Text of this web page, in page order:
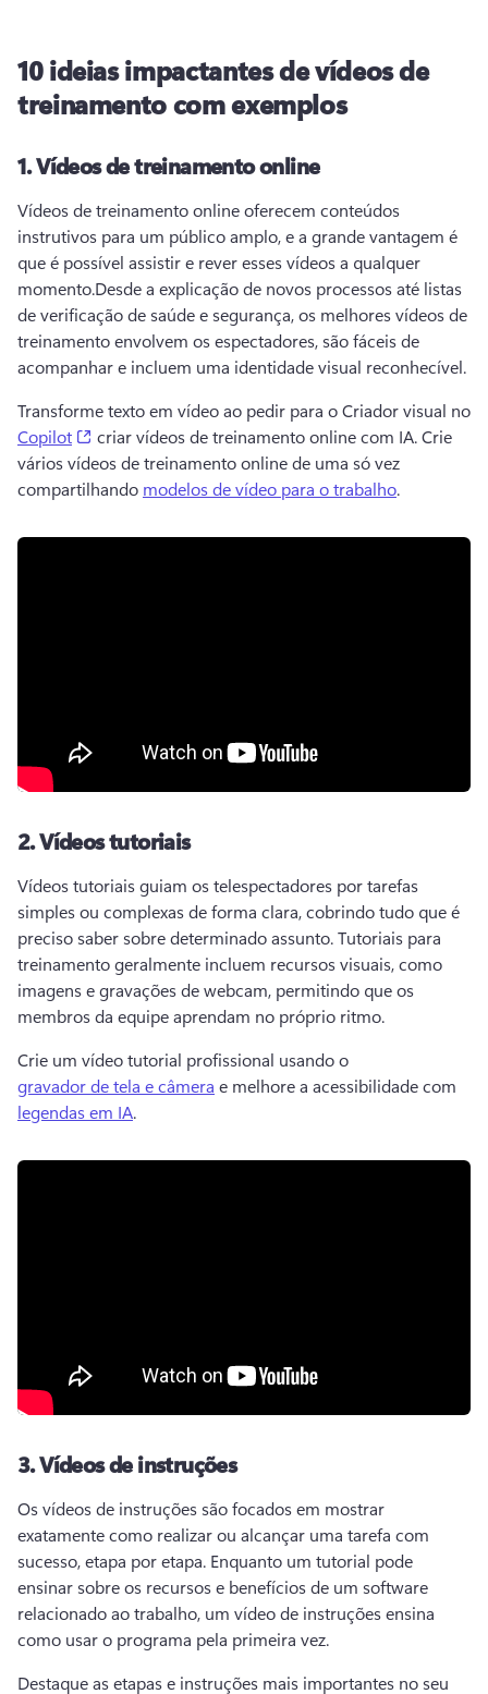
10 ideias impactantes de vídeos de
treinamento com exemplos
1.Vídeos de treinamento online
Vídeos de treinamento online oferecem conteúdos
instrutivos para um público amplo, e a grande vantagem é
que é possível assistir e rever esses vídeos a qualquer
momento.Desde a explicação de novos processos até listas
de verificação de saúde e segurança, os melhores vídeos de
treinamento envolvem os espectadores, são fáceis de
acompanhar e incluem uma identidade visual reconhecível.
Copilot
(opens in a new tab)
criar vídeos de treinamento online com IA. Crie
vários vídeos de treinamento online de uma só vez
compartilhando modelos de vídeo para o trabalho.
2.Vídeos tutoriais
Vídeos tutoriais guiam os telespectadores por tarefas
simples ou complexas de forma clara, cobrindo tudo que é
preciso saber sobre determinado assunto. Tutoriais para
treinamento geralmente incluem recursos visuais, como
imagens e gravações de webcam, permitindo que os
membros da equipe aprendam no próprio ritmo.
Crie um vídeo tutorial profissional usando o
gravador de tela e câmera e melhore a acessibilidade com
legendas em IA.
3.Vídeos de instruções
Os vídeos de instruções são focados em mostrar
exatamente como realizar ou alcançar uma tarefa com
sucesso, etapa por etapa. Enquanto um tutorial pode
ensinar sobre os recursos e benefícios de um software
relacionado ao trabalho, um vídeo de instruções ensina
como usar o programa pela primeira vez.
Destaque as etapas e instruções mais importantes no seu